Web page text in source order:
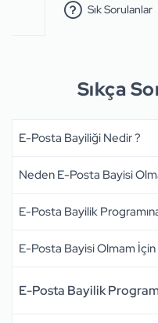
Sık Sorulanlar
Sıkça
E-Posta Bayiliği Nedir ?
Neden E-Posta Bayisi
E-Posta Bayilik
E-Posta Bayisi Olmam
E-Posta Bayilik